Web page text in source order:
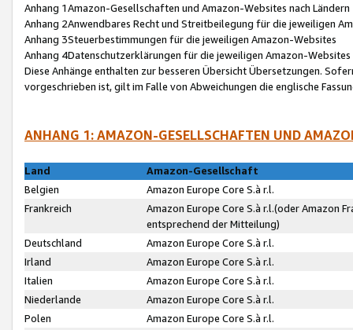
Anhang 1Amazon-Gesellschaften und Amazon-Websites nach Ländern
Anhang 2Anwendbares Recht und Streitbeilegung für die jeweiligen
Anhang 3Steuerbestimmungen für die jeweiligen Amazon-Websites
Anhang 4Datenschutzerklärungen für die jeweiligen Amazon-Websites
Diese Anhänge enthalten zur besseren Übersicht Übersetzungen.
vorgeschrieben ist, gilt im Falle von Abweichungen die englische
ANHANG 1: AMAZON-GESELLSCHAFTEN UND
Land
Amazon-Gesellschaft
Belgien
Amazon Europe Core S.à r.l.
Frankreich
Amazon Europe Core S.à r.l.(oder Amazon
entsprechend der Mitteilung)
Deutschland
Amazon Europe Core S.à r.l.
Irland
Amazon Europe Core S.à r.l.
Italien
Amazon Europe Core S.à r.l.
Niederlande
Amazon Europe Core S.à r.l.
Polen
Amazon Europe Core S.à r.l.